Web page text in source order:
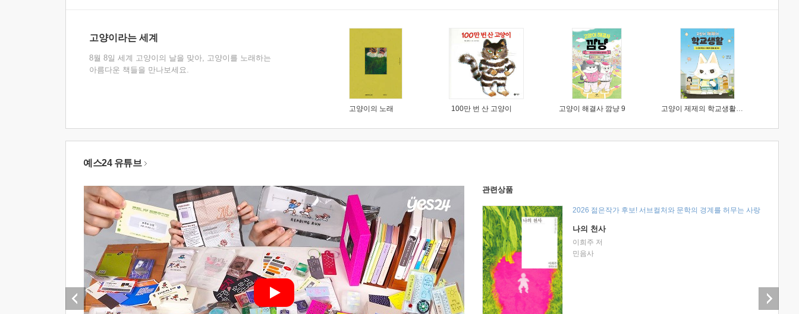
고양이라는 세계
8월 8일 세계 고양이의 날을 맞아, 고양이를 노래하는
아름다운 책들을 만나보세요.
고양이의 노래 100만 번 산 고양이 고양이 해결사 깜냥 9 고양이 제제의 학교생활 1 : 초등학생이 이렇게 힘들 줄이야
예스24 유튜브
관련상품
2026 젊은작가 후보! 서브컬처와 문학의 경계를 허무는 사랑
나의 천사
이희주 저
민음사